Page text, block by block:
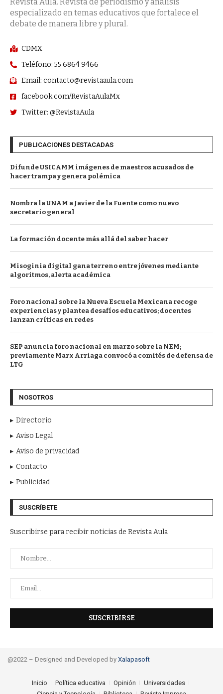
especializado en temas educativos que fortalece el
debate de manera libre y plural.
CDMX
Teléfono: 55 6864 9466
Email: contacto@revistaaula.com
facebook.com/RevistaAulaMx
Twitter: @RevistaAula
PUBLICACIONES DESTACADAS
Difunde USICAMM imágenes de maestros acusados de
hacer trampa y genera polémica
Nombra la UNAM a Javier de la Fuente como nuevo
secretario general
La formación docente más allá del saber hacer
Misoginia digital gana terreno entre jóvenes mediante
algoritmos, alerta académica
Foro nacional sobre la Nueva Escuela Mexicana recoge
experiencias y plantea desafíos educativos; docentes
lanzan críticas en redes
SEP anuncia foro nacional en marzo sobre la NEM;
previamente Marx Arriaga convocó a comités de defensa de
LTG
NOSOTROS
Directorio
Aviso Legal
Aviso de privacidad
Contacto
Publicidad
SUSCRÍBETE
Suscribirse para recibir noticias de Revista Aula
@2022 – Designed and Developed by Xalapasoft
Inicio Política educativa Opinión
Universidades